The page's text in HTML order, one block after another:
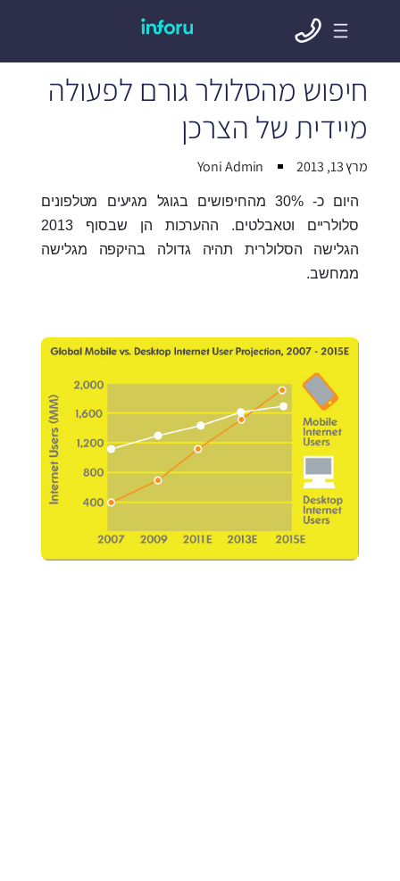
חיפוש מהסלולר גורם לפעולה
מיידית של הצרכן
מרץ 13, 2013 Yoni Admin
היום כ- 30% מהחיפושים בגוגל מגיעים מטלפונים
סלולריים וטאבלטים. ההערכות הן שבסוף 2013
הגלישה הסלולרית תהיה גדולה בהיקפה מגלישה
ממחשב.